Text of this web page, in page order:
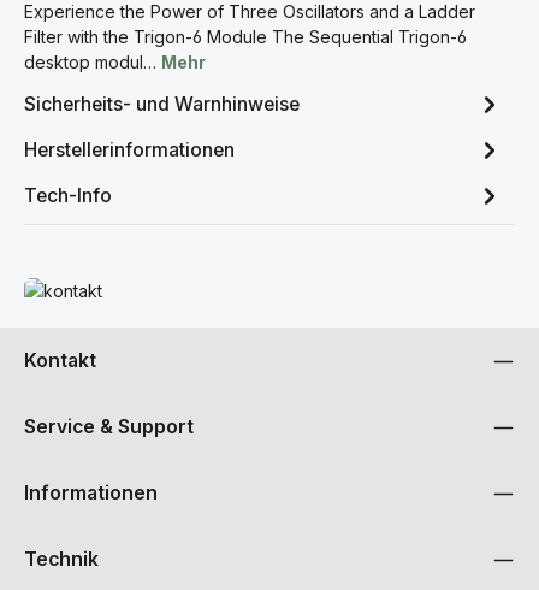
Experience the Power of Three Oscillators and a Ladder
Filter with the Trigon-6 Module The Sequential Trigon-6
desktop modul… Mehr
Sicherheits- und Warnhinweise
Herstellerinformationen
Tech-Info
Mehr erfahren
Kontakt
Service & Support
Informationen
Technik